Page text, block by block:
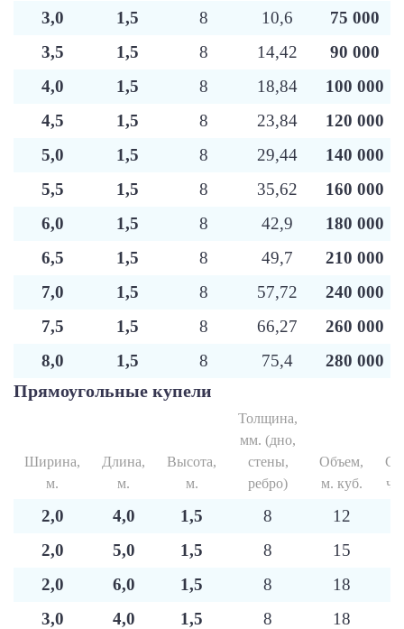
3,0
1,5 8 10,6
75 000
3,5
1,5 8 14,42
90 000
4,0
1,5 8 18,84
100 000
4,5
1,5 8 23,84
120 000
5,0
1,5 8 29,44
140 000
5,5
1,5 8 35,62
160 000
6,0
1,5 8 42,9
180 000
6,5
1,5 8 49,7
210 000
7,0
1,5 8 57,72
240 000
7,5
1,5 8 66,27
260 000
8,0
1,5 8 75,4 280 000
Прямоугольные купели
Ширина,
м.
Длина,
м.
Высота,
м.
Толщина,
мм. (дно,
стены,
ребро)
Объем,
м. куб.
2,0 4,0 1,5 8 12
2,0
5,0 1,5 8 15
2,0
6,0 1,5 8 18
3,0
4,0 1,5 8 18